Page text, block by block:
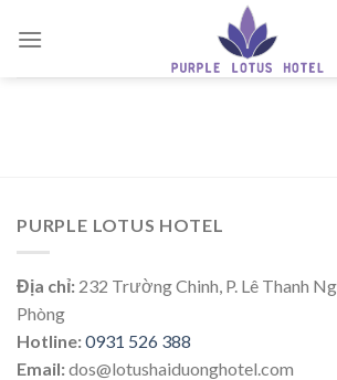
PURPLE LOTUS HOTEL
Địa chỉ: 232 Trường Chinh, P. Lê Thanh
Phòng
Hotline:0931 526 388
Email:dos@lotushaiduonghotel.com